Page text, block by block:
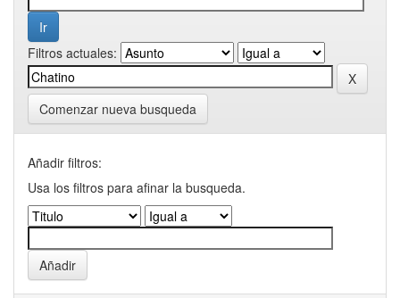
Filtros actuales:
Comenzar nueva busqueda
Añadir filtros:
Usa los filtros para afinar la busqueda.